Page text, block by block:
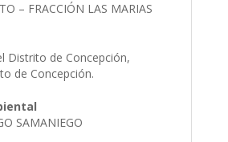
– FRACCIÓN LAS MARIAS
Distrito de Concepción,
de Concepción.
SAMANIEGO